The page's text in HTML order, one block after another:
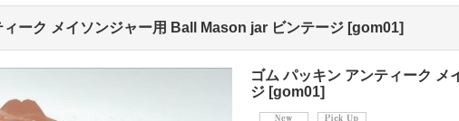
ィーク メイソンジャー用 Ball Mason jar ビンテージ [gom01]
ゴム パッキン アンティーク
ジ [gom01]